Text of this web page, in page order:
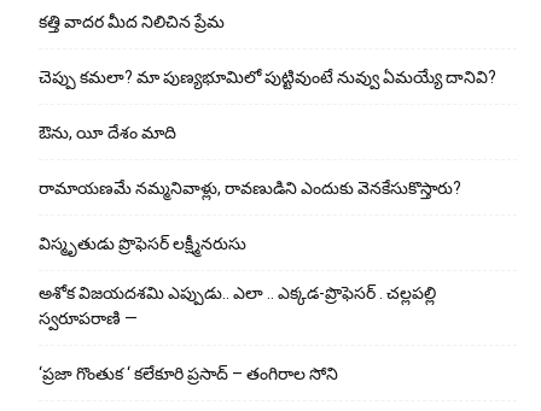
కత్తి వాదర మీద నిలిచిన ప్రేమ
చెప్పు క‌మ‌లా? మా పుణ్యభూమిలో పుట్టివుంటే నువ్వు ఏమయ్యే దానివి?
ఔను, యీ దేశం మాది
రామాయణమే నమ్మనివాళ్లు, రావణుడిని ఎందుకు వెనకేసుకొస్తారు?
విస్మృతుడు ప్రొఫెసర్ లక్ష్మీనరుసు
అశోక విజ‌య‌ద‌శ‌మి ఎప్పుడు.. ఎలా .. ఎక్క‌డ‌-ప్రొఫెసర్ . చల్లపల్లి
స్వరూపరాణి —
‘ప్రజా గొంతుక ‘ కలేకూరి ప్రసాద్ – తంగిరాల సోని